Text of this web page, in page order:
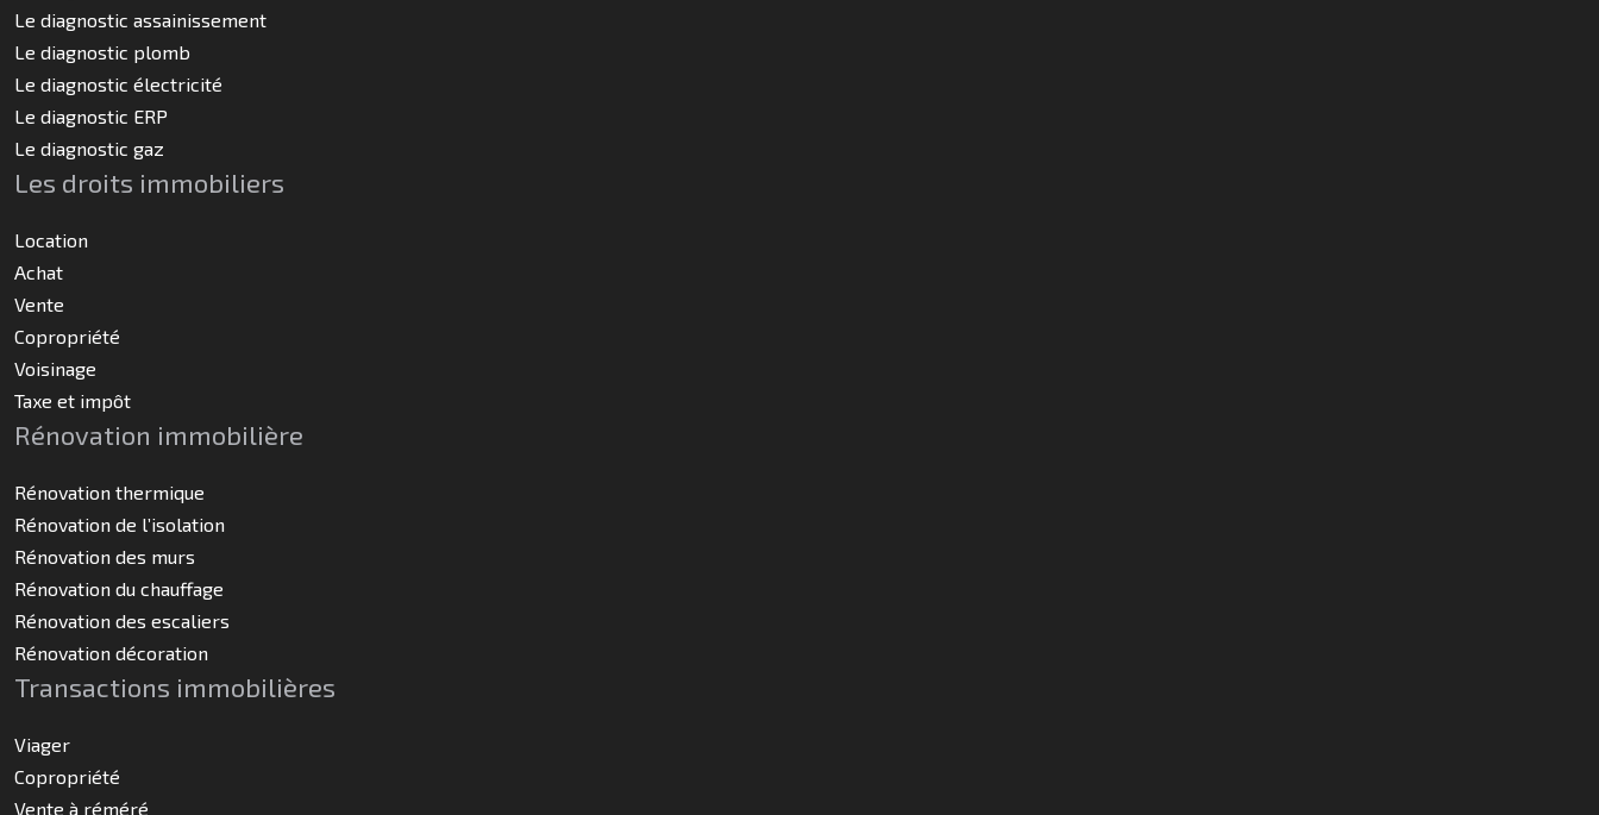
Le diagnostic assainissement
Le diagnostic plomb
Le diagnostic électricité
Le diagnostic ERP
Le diagnostic gaz
Les droits immobiliers
Location
Achat
Vente
Copropriété
Voisinage
Taxe et impôt
Rénovation immobilière
Rénovation thermique
Rénovation de l’isolation
Rénovation des murs
Rénovation du chauffage
Rénovation des escaliers
Rénovation décoration
Transactions immobilières
Viager
Copropriété
Vente à réméré